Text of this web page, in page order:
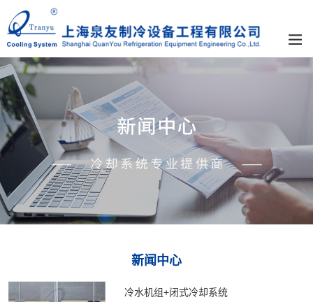
新闻中心
冷水机组+闭式冷却系统